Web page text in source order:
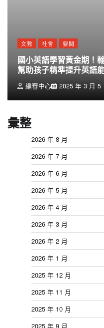
文教 社會 要聞
國小英語學習黃金期！
幫助孩子精準提升英語
編審中心 2025 年 3 月 5
彙整
2026 年 8 月
2026 年 7 月
2026 年 6 月
2026 年 5 月
2026 年 4 月
2026 年 3 月
2026 年 2 月
2026 年 1 月
2025 年 12 月
2025 年 11 月
2025 年 10 月
2025 年 9 月